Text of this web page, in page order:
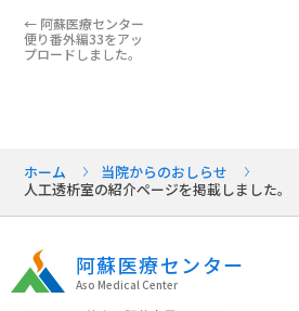
← 阿蘇医療センター
便り番外編33をアッ
プロードしました。
ホーム
当院からのおしらせ
人工透析室の紹介ページを掲載しました。
阿蘇医療センター
Aso Medical Center